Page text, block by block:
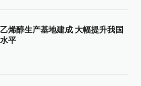
烯醇生产基地建成 大幅提升我国
平